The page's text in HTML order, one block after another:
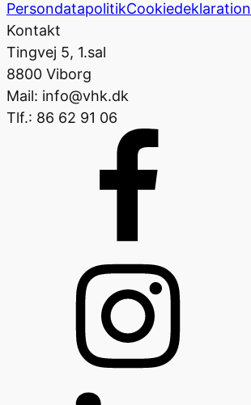
PersondatapolitikCookiedeklaration
Kontakt
Tingvej 5, 1.sal
8800 Viborg
Mail: info@vhk.dk
Tlf.: 86 62 91 06